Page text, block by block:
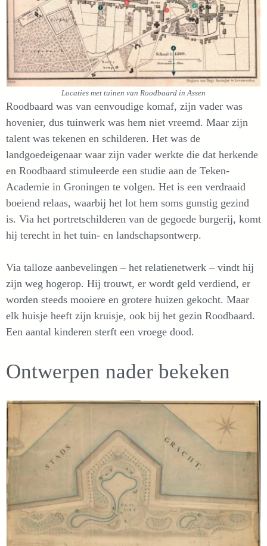
Locaties met tuinen van Roodbaard in Assen
Roodbaard was van eenvoudige komaf, zijn vader was
hovenier, dus tuinwerk was hem niet vreemd. Maar zijn
talent was tekenen en schilderen. Het was de
landgoedeigenaar waar zijn vader werkte die dat herkende
en Roodbaard stimuleerde een studie aan de Teken-
Academie in Groningen te volgen. Het is een verdraaid
boeiend relaas, waarbij het lot hem soms gunstig gezind
is. Via het portretschilderen van de gegoede burgerij, komt
hij terecht in het tuin- en landschapsontwerp.
Via talloze aanbevelingen – het relatienetwerk – vindt hij
zijn weg hogerop. Hij trouwt, er wordt geld verdiend, er
worden steeds mooiere en grotere huizen gekocht. Maar
elk huisje heeft zijn kruisje, ook bij het gezin Roodbaard.
Een aantal kinderen sterft een vroege dood.
Ontwerpen nader bekeken